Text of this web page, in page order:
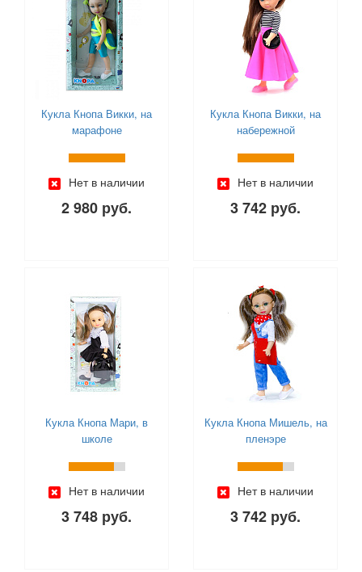
Кукла Кнопа Викки, на
марафоне
Нет в наличии
2 980 руб.
Кукла Кнопа Викки, на
набережной
Нет в наличии
3 742 руб.
Кукла Кнопа Мари, в
школе
Нет в наличии
3 748 руб.
Кукла Кнопа Мишель, на
пленэре
Нет в наличии
3 742 руб.